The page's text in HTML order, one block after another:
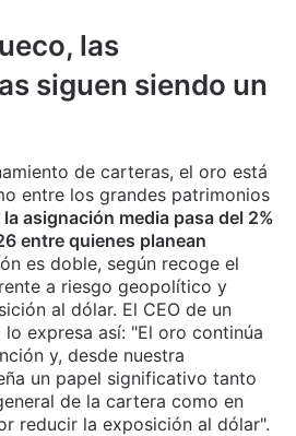
las
siguen siendo un
de carteras, el oro está
entre los grandes patrimonios
la asignación media pasa del 2%
entre quienes planean
es doble, según recoge el
a riesgo geopolítico y
al dólar. El CEO de un
lo expresa así: "El oro continúa
y, desde nuestra
un papel significativo tanto
de la cartera como en
reducir la exposición al dólar".